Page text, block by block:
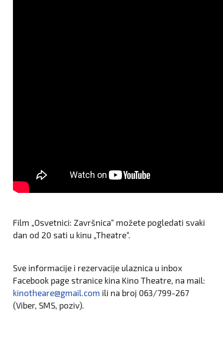
Film „Osvetnici: Završnica“ možete pogledati svaki
dan od 20 sati u kinu „Theatre“.
Sve informacije i rezervacije ulaznica u inbox
Facebook page stranice kina Kino Theatre, na mail:
kinotheare@gmail.com ili na broj 063/799-267
(Viber, SMS, poziv).